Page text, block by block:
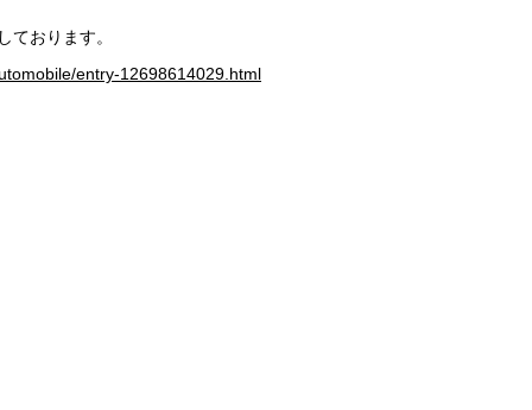
ております。
entry-12698614029.html